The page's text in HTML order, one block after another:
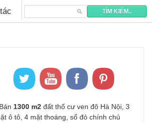
1300 m2đất thổ cư ven đô Hà Nội, 3
ô tô, 4 mặt thoáng, sổ đỏ chính chủ